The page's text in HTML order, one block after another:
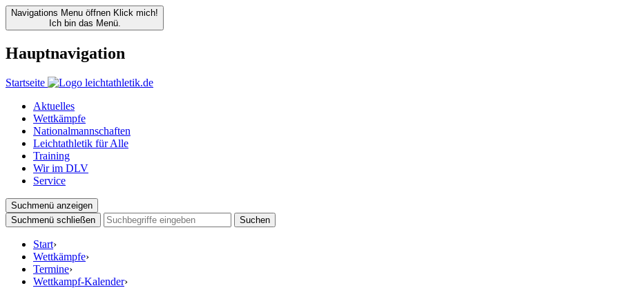
Navigations Menu öffnen Klick mich!
Ich bin das Menü.
Hauptnavigation
Startseite
Aktuelles
Wettkämpfe
Nationalmannschaften
Leichtathletik für Alle
Training
Wir im DLV
Service
Suchmenü anzeigen
Suchmenü schließen
Suchen
Start›
Wettkämpfe›
Termine›
Wettkampf-Kalender›